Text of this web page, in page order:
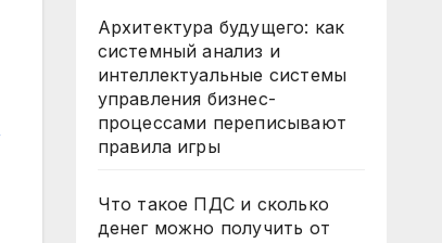
Архитектура будущего: как
системный анализ и
интеллектуальные системы
управления бизнес-
процессами переписывают
правила игры
Что такое ПДС и сколько
денег можно получить от